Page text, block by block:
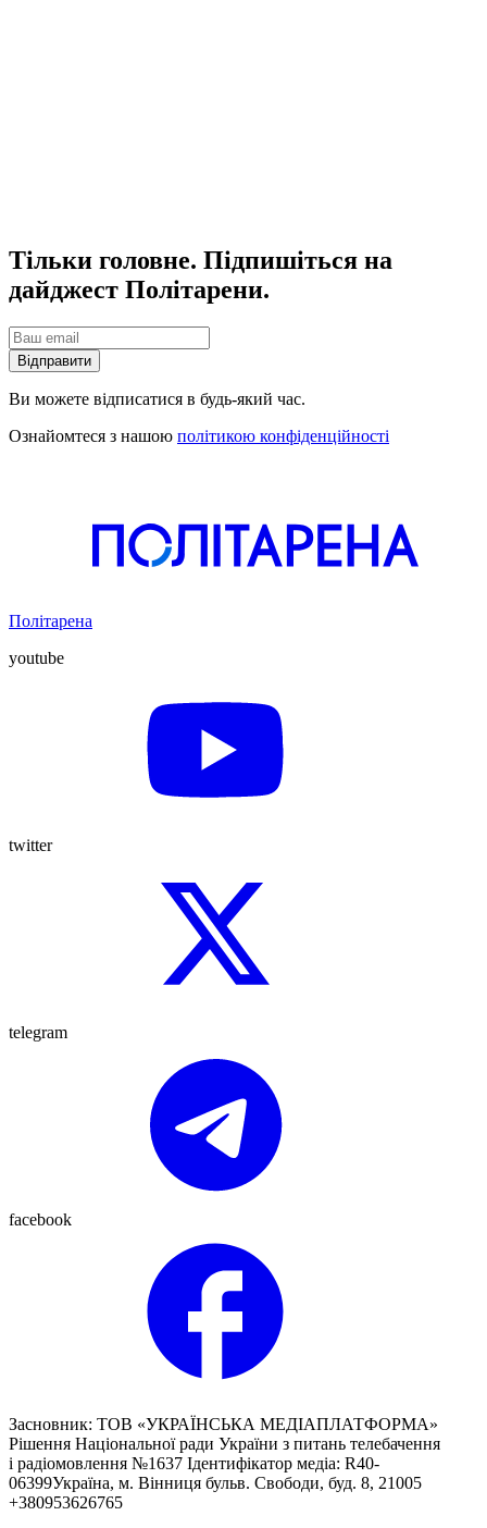
Тільки головне. Підпишіться на
дайджест Політарени.
Відправити
Ви можете відписатися в будь-який час.
Ознайомтеся з нашою політикою конфіденційності
Політарена
youtube
twitter
telegram
facebook
Засновник: ТОВ «УКРАЇНСЬКА МЕДІАПЛАТФОРМА»
Рішення Національної ради України з питань телебачення
і радіомовлення №1637 Ідентифікатор медіа: R40-
06399Україна, м. Вінниця бульв. Свободи, буд. 8, 21005
+380953626765